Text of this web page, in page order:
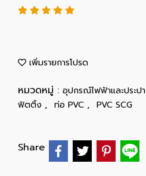
เพิ่มรายการโปรด
หมวดหมู่ : อุปกรณ์ไฟฟ้าและประปา
ฟิตติ้ง , ท่อ PVC , PVC SCG
Share